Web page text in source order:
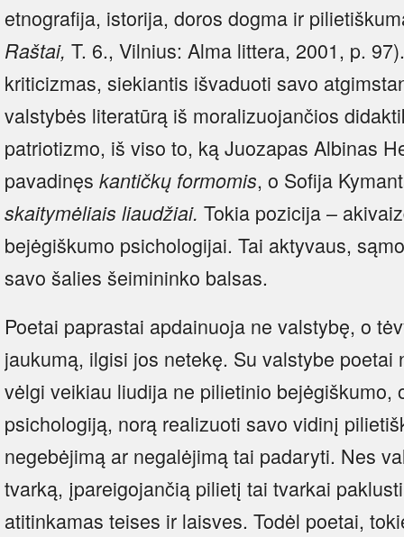
etnografija, istorija, doros dogma ir
Raštai, T. 6., Vilnius: Alma littera, 2001, p.
kriticizmas, siekiantis išvaduoti savo
valstybės literatūrą iš moralizuojančios
patriotizmo, iš viso to, ką Juozapas Albinas
pavadinęs kantičkų formomis, o Sofija
skaitymėliais liaudžiai. Tokia pozicija –
bejėgiškumo psichologijai. Tai aktyvaus,
savo šalies šeimininko balsas.
Poetai paprastai apdainuoja ne valstybę, o
jaukumą, ilgisi jos netekę. Su valstybe
vėlgi veikiau liudija ne pilietinio bejėgiškumo,
psichologiją, norą realizuoti savo vidinį
negebėjimą ar negalėjimą tai padaryti. Nes
tvarką, įpareigojančią pilietį tai tvarkai
atitinkamas teises ir laisves. Todėl poetai,